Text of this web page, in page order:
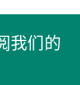
我们的